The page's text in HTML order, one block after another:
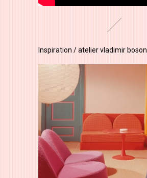
Inspiration / atelier vladimir boson